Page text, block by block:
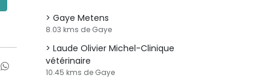
Gaye Metens
8.03 kms de Gaye
Laude Olivier Michel-Clinique
vétérinaire
10.45 kms de Gaye